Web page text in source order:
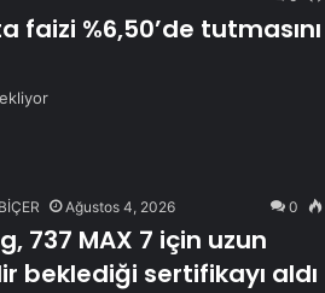
faizi %6,50’de tutmasını
Ağustos 4, 2026 0
737 MAX 7 için uzun
beklediği sertifikayı aldı